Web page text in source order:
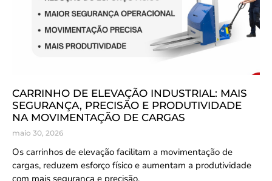
CARRINHO DE ELEVAÇÃO INDUSTRIAL: MAIS
SEGURANÇA, PRECISÃO E PRODUTIVIDADE
NA MOVIMENTAÇÃO DE CARGAS
maio 30, 2026
Os carrinhos de elevação facilitam a movimentação de
cargas, reduzem esforço físico e aumentam a produtividade
com mais segurança e precisão.